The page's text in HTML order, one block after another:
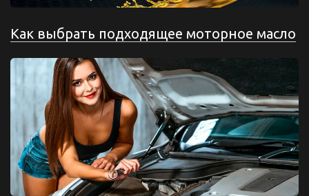
Как выбрать подходящее моторное масло